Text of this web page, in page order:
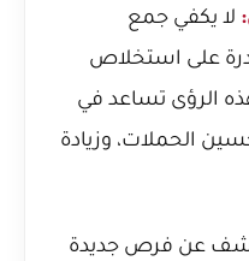
لا يكفي جمع
على استخلاص
الرؤى تساعد في
الحملات، وزيادة
عن فرص جديدة